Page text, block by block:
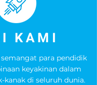
KAMI
para pendidik
keyakinan dalam
kanak di seluruh dunia.